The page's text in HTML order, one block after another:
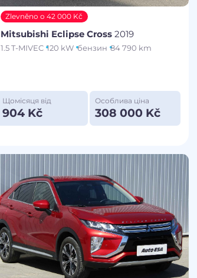
Zlevněno o 42 000 Kč
Mitsubishi Eclipse Cross 2019
1.5 T-MIVEC 120 kW бензин 84 790 km
Щомісяця від
904 Kč
Особлива ціна
308 000 Kč